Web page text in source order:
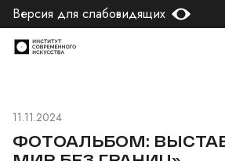
Версия для слабовидящих
11.11.2024
ФОТОАЛЬБОМ: